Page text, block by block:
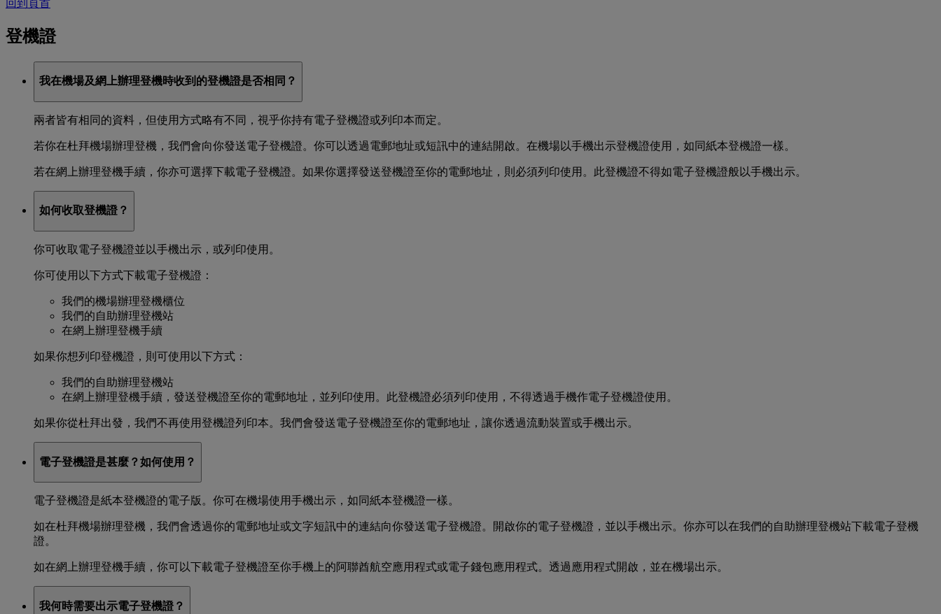
回到頁首
登機證
我在機場及網上辦理登機時收到的登機證是否相同？
兩者皆有相同的資料，但使用方式略有不同，視乎你持有電子登機證或列印本而定。
若你在杜拜機場辦理登機，我們會向你發送電子登機證。你可以透過電郵地址或短訊中的連結開啟。在機場以手機出示登機證使用，如同紙本登機證一樣。
若在網上辦理登機手續，你亦可選擇下載電子登機證。如果你選擇發送登機證至你的電郵地址，則必須列印使用。此登機證不得如電子登機證般以手機出示。
如何收取登機證？
你可收取電子登機證並以手機出示，或列印使用。
你可使用以下方式下載電子登機證：
我們的機場辦理登機櫃位
我們的自助辦理登機站
在網上辦理登機手續
如果你想列印登機證，則可使用以下方式：
我們的自助辦理登機站
在網上辦理登機手續，發送登機證至你的電郵地址，並列印使用。此登機證必須列印使用，不得透過手機作電子登機證使用。
如果你從杜拜出發，我們不再使用登機證列印本。我們會發送電子登機證至你的電郵地址，讓你透過流動裝置或手機出示。
電子登機證是甚麼？如何使用？
電子登機證是紙本登機證的電子版。你可在機場使用手機出示，如同紙本登機證一樣。
如在杜拜機場辦理登機，我們會透過你的電郵地址或文字短訊中的連結向你發送電子登機證。開啟你的電子登機證，並以手機出示。你亦可以在我們的自助辦理登機站下載電子登機
證。
如在網上辦理登機手續，你可以下載電子登機證至你手機上的阿聯酋航空應用程式或電子錢包應用程式。透過應用程式開啟，並在機場出示。
我何時需要出示電子登機證？